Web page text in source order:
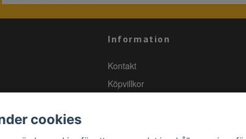
Information
Kontakt
Köpvillkor
cookies